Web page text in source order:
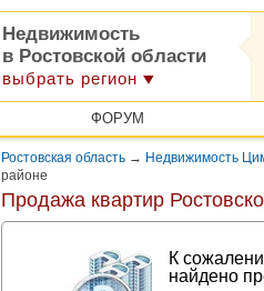
Недвижимость
в Ростовской области
выбрать регион
ФОРУМ
Ростовская область → Недвижимость
районе
Продажа квартир
К
найдено